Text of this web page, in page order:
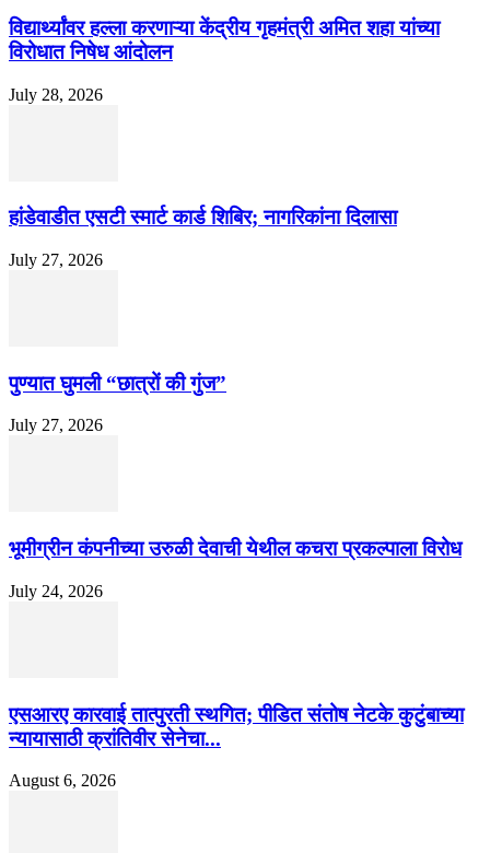
विद्यार्थ्यांवर हल्ला करणाऱ्या केंद्रीय गृहमंत्री अमित शहा यांच्या
विरोधात निषेध आंदोलन
July 28, 2026
हांडेवाडीत एसटी स्मार्ट कार्ड शिबिर; नागरिकांना दिलासा
July 27, 2026
पुण्यात घुमली “छात्रों की गुंज”
July 27, 2026
भूमीग्रीन कंपनीच्या उरुळी देवाची येथील कचरा प्रकल्पाला विरोध
July 24, 2026
एसआरए कारवाई तात्पुरती स्थगित; पीडित संतोष नेटके कुटुंबाच्या
न्यायासाठी क्रांतिवीर सेनेचा...
August 6, 2026